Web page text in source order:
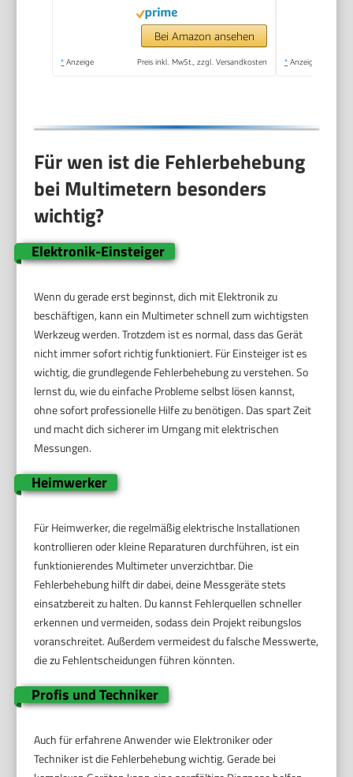
Bei Amazon ansehen
* Anzeige Preis inkl. MwSt., zzgl. Versandkosten * Anzeige
Für wen ist die Fehlerbehebung
bei Multimetern besonders
wichtig?
Elektronik-Einsteiger
Wenn du gerade erst beginnst, dich mit Elektronik zu
beschäftigen, kann ein Multimeter schnell zum wichtigsten
Werkzeug werden. Trotzdem ist es normal, dass das Gerät
nicht immer sofort richtig funktioniert. Für Einsteiger ist es
wichtig, die grundlegende Fehlerbehebung zu verstehen. So
lernst du, wie du einfache Probleme selbst lösen kannst,
ohne sofort professionelle Hilfe zu benötigen. Das spart Zeit
und macht dich sicherer im Umgang mit elektrischen
Messungen.
Heimwerker
Für Heimwerker, die regelmäßig elektrische Installationen
kontrollieren oder kleine Reparaturen durchführen, ist ein
funktionierendes Multimeter unverzichtbar. Die
Fehlerbehebung hilft dir dabei, deine Messgeräte stets
einsatzbereit zu halten. Du kannst Fehlerquellen schneller
erkennen und vermeiden, sodass dein Projekt reibungslos
voranschreitet. Außerdem vermeidest du falsche Messwerte,
die zu Fehlentscheidungen führen könnten.
Profis und Techniker
Auch für erfahrene Anwender wie Elektroniker oder
Techniker ist die Fehlerbehebung wichtig. Gerade bei